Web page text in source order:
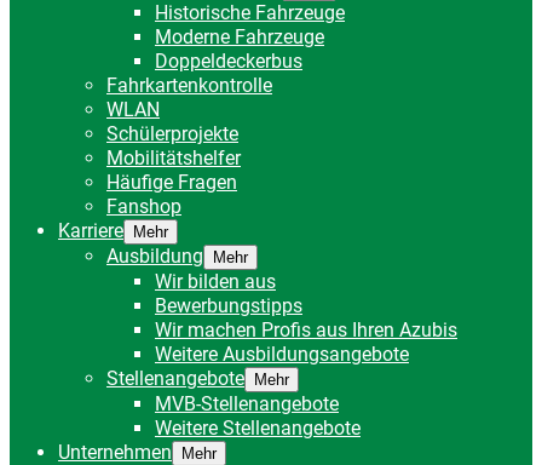
Historische Fahrzeuge
Moderne Fahrzeuge
Doppeldeckerbus
Fahrkartenkontrolle
WLAN
Schülerprojekte
Mobilitätshelfer
Häufige Fragen
Fanshop
Karriere
Mehr
Ausbildung Mehr
Wir bilden aus
Bewerbungstipps
Wir machen Profis aus Ihren Azubis
Weitere Ausbildungsangebote
Stellenangebote
Mehr
MVB-Stellenangebote
Weitere Stellenangebote
Unternehmen
Mehr